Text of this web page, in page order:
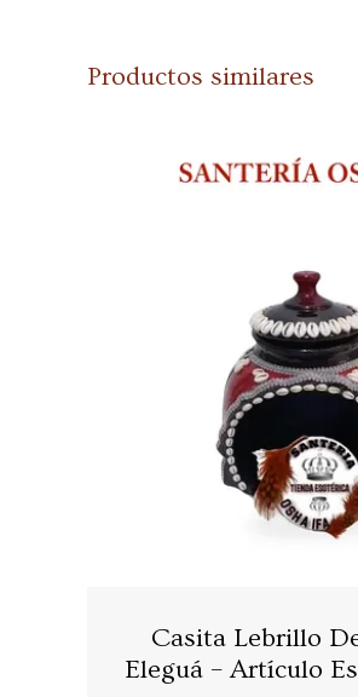
Productos similares
Casita Lebrillo
Eleguá – Artículo